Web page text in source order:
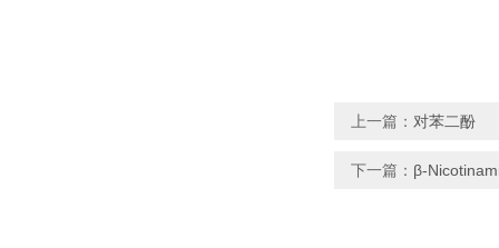
上一篇： 对苯二酚
下一篇： β-